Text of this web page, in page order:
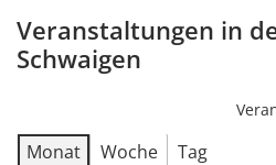
Veranstaltungen in
Schwaigen
Monat Woche Tag